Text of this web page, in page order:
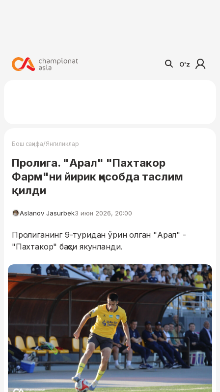
O'z
Бош саҳифа/Янгиликлар
Пролига. "Арал" "Пахтакор
Фарм"ни йирик ҳисобда таслим
қилди
Aslanov Jasurbek3 июн 2026, 20:00
Пролиганинг 9-туридан ўрин олган "Арал" -
"Пахтакор" баҳси якунланди.